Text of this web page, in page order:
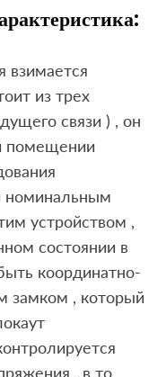
взимается
из трех
связи ) , он
помещении
номинальным
устройством ,
состоянии в
координатно-
замком , который
, в то